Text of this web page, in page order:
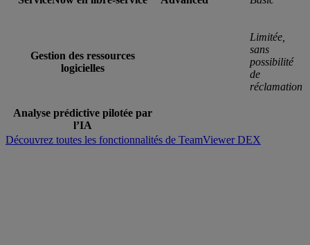
Gestion des ressources
logicielles
Limitée,
sans
possibilité
de
réclamation
Analyse prédictive pilotée par
l’IA
Découvrez toutes les fonctionnalités de TeamViewer DEX